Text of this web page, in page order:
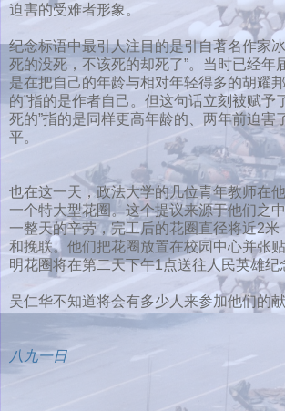
迫害的受难者形象。
纪念标语中最引人注目的是引自著名作家
死的没死，不该死的却死了”。当时已经年
是在把自己的年龄与相对年轻得多的胡耀
的”指的是作者自己。但这句话立刻被赋予
死的”指的是同样更高年龄的、两年前迫害
平。
也在这一天，政法大学的几位青年教师在
一个特大型花圈。这个提议来源于他们之
一整天的辛劳，完工后的花圈直径将近2米
和挽联。他们把花圈放置在校园中心并张
明花圈将在第二天下午1点送往人民英雄纪
吴仁华不知道将会有多少人来参加他们的献
八九一日